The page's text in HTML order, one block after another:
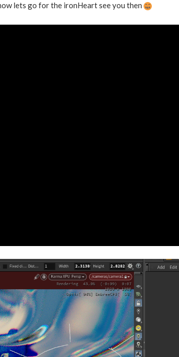
lets go for the ironHeart see you then